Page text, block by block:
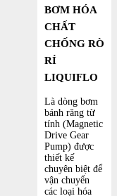
BƠM HÓA
CHẤT
CHỐNG RÒ
RỈ
LIQUIFLO
Là dòng bơm
bánh răng từ
tính (Magnetic
Drive Gear
Pump) được
thiết kế
chuyên biệt để
vận chuyển
các loại hóa